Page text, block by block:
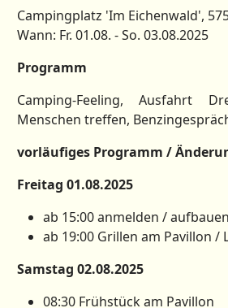
Campingplatz 'Im Eichenwald',
Wann: Fr. 01.08. - So. 03.08.2025
Programm
Camping-Feeling, Ausfahrt
Menschen treffen,
vorläufiges Programm /
Freitag 01.08.2025
ab 15:00 anmelden /
ab 19:00 Grillen am Pavillon /
Samstag 02.08.2025
08:30 Frühstück am Pavillon